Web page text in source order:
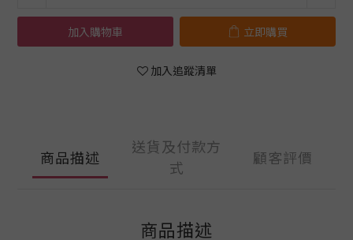
加入購物車 立即購買
加入追蹤清單
商品描述
送貨及付款方
式
顧客評價
商品描述